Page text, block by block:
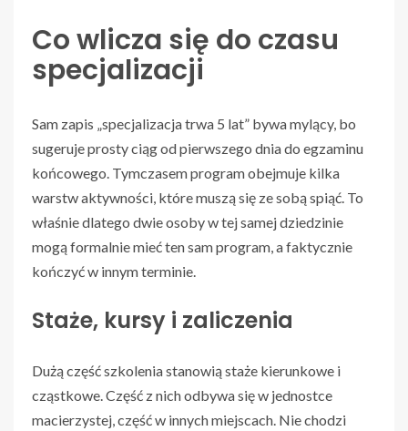
Co wlicza się do czasu
specjalizacji
Sam zapis „specjalizacja trwa 5 lat” bywa mylący, bo
sugeruje prosty ciąg od pierwszego dnia do egzaminu
końcowego. Tymczasem program obejmuje kilka
warstw aktywności, które muszą się ze sobą spiąć. To
właśnie dlatego dwie osoby w tej samej dziedzinie
mogą formalnie mieć ten sam program, a faktycznie
kończyć w innym terminie.
Staże, kursy i zaliczenia
Dużą część szkolenia stanowią staże kierunkowe i
cząstkowe. Część z nich odbywa się w jednostce
macierzystej, część w innych miejscach. Nie chodzi